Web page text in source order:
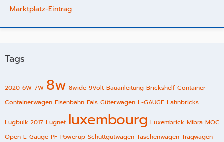
Marktplatz-Eintrag
Tags
2020 6W 7W 8w 8wide 9Volt Bauanleitung Brickshelf Container
Containerwagen Eisenbahn Fals Güterwagen L-GAUGE Lahnbricks
Lugbulk 2017 Lugnet luxembourg Luxembrick Mibra MOC
Open-L-Gauge PF Powerup Schüttgutwagen Taschenwagen Tragwagen